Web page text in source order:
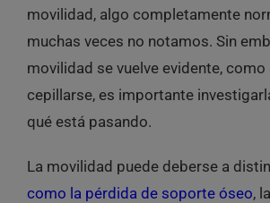
movilidad, algo completamente
muchas veces no notamos. Sin
movilidad se vuelve evidente,
cepillarse, es importante
qué está pasando.
La movilidad puede deberse a
como la pérdida de soporte óseo, la